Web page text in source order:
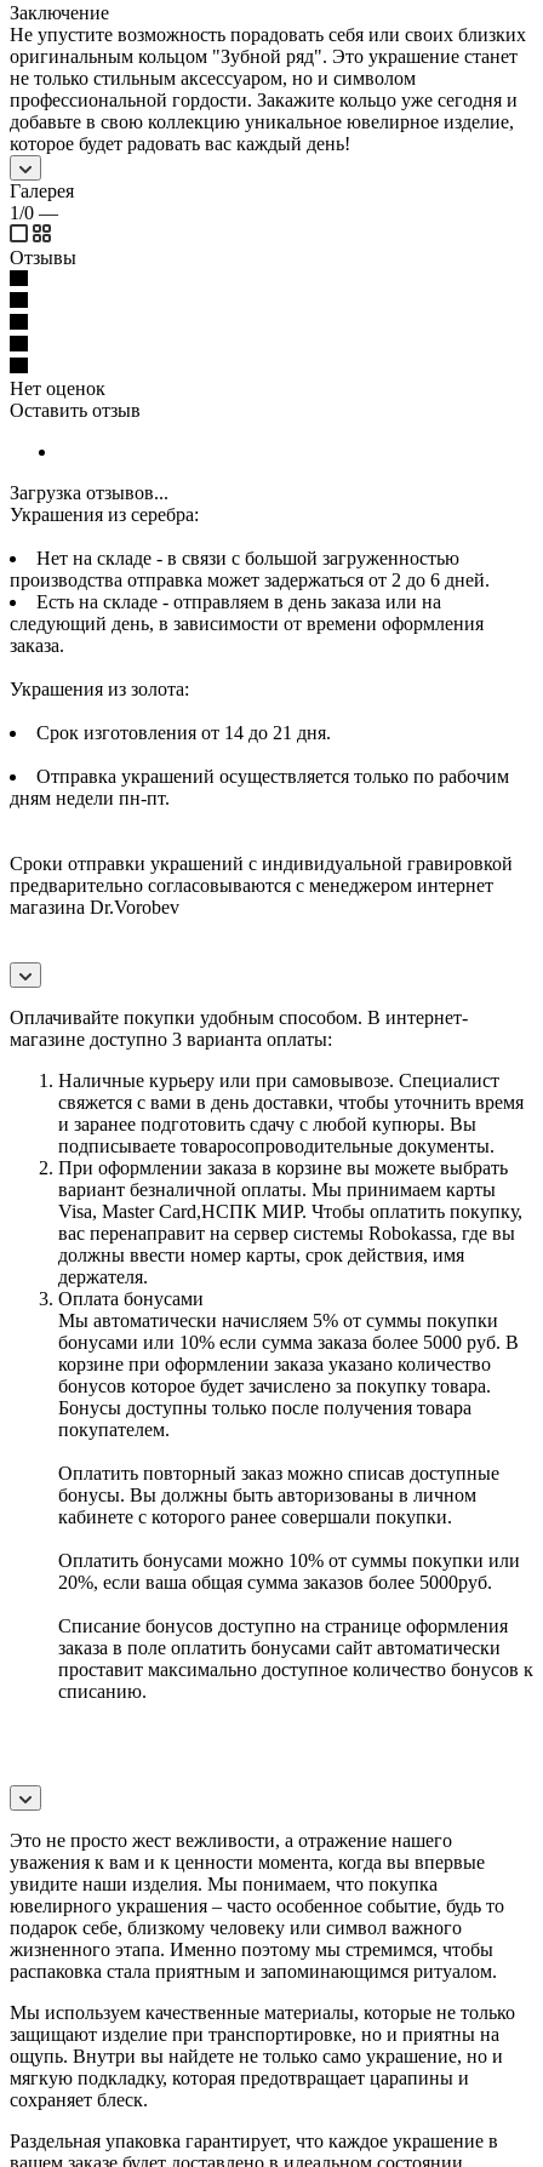
Заключение
Не упустите возможность порадовать себя или своих близких
оригинальным кольцом "Зубной ряд". Это украшение станет
не только стильным аксессуаром, но и символом
профессиональной гордости. Закажите кольцо уже сегодня и
добавьте в свою коллекцию уникальное ювелирное изделие,
которое будет радовать вас каждый день!
Галерея
1/0 —
Отзывы
Нет оценок
Оставить отзыв
Загрузка отзывов...
Украшения из серебра:
Нет на складе - в связи с большой загруженностью
производства отправка может задержаться от 2 до 6 дней.
Есть на складе - отправляем в день заказа или на
следующий день, в зависимости от времени оформления
заказа.
Украшения из золота:
Срок изготовления от 14 до 21 дня.
Отправка украшений осуществляется только по рабочим
дням недели пн-пт.
Сроки отправки украшений с индивидуальной гравировкой
предварительно согласовываются с менеджером интернет
магазина Dr.Vorobev
Оплачивайте покупки удобным способом. В интернет-
магазине доступно 3 варианта оплаты:
Наличные курьеру или при самовывозе. Специалист
свяжется с вами в день доставки, чтобы уточнить время
и заранее подготовить сдачу с любой купюры. Вы
подписываете товаросопроводительные документы.
При оформлении заказа в корзине вы можете выбрать
вариант безналичной оплаты. Мы принимаем карты
Visa, Master Card,НСПК МИР. Чтобы оплатить покупку,
вас перенаправит на сервер системы Robokassa, где вы
должны ввести номер карты, срок действия, имя
держателя.
Оплата бонусами
Мы автоматически начисляем 5% от суммы покупки
бонусами или 10% если сумма заказа более 5000 руб. В
корзине при оформлении заказа указано количество
бонусов которое будет зачислено за покупку товара.
Бонусы доступны только после получения товара
покупателем.
Оплатить повторный заказ можно списав доступные
бонусы. Вы должны быть авторизованы в личном
кабинете с которого ранее совершали покупки.
Оплатить бонусами можно 10% от суммы покупки или
20%, если ваша общая сумма заказов более 5000руб.
Списание бонусов доступно на странице оформления
заказа в поле оплатить бонусами сайт автоматически
проставит максимально доступное количество бонусов к
списанию.
Это не просто жест вежливости, а отражение нашего
уважения к вам и к ценности момента, когда вы впервые
увидите наши изделия. Мы понимаем, что покупка
ювелирного украшения – часто особенное событие, будь то
подарок себе, близкому человеку или символ важного
жизненного этапа. Именно поэтому мы стремимся, чтобы
распаковка стала приятным и запоминающимся ритуалом.
Мы используем качественные материалы, которые не только
защищают изделие при транспортировке, но и приятны на
ощупь. Внутри вы найдете не только само украшение, но и
мягкую подкладку, которая предотвращает царапины и
сохраняет блеск.
Раздельная упаковка гарантирует, что каждое украшение в
вашем заказе будет доставлено в идеальном состоянии,